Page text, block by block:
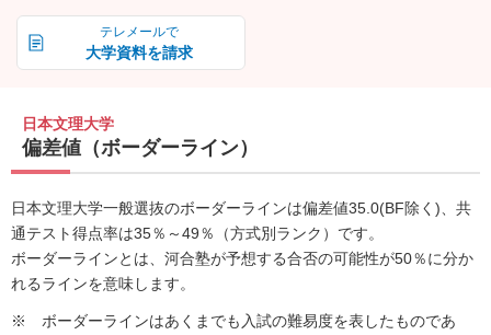
テレメールで
大学資料を請求
日本文理大学
偏差値（ボーダーライン）
日本文理大学一般選抜のボーダーラインは偏差値35.0(BF除く)、共
通テスト得点率は35％～49％（方式別ランク）です。
ボーダーラインとは、河合塾が予想する合否の可能性が50％に分か
れるラインを意味します。
ボーダーラインはあくまでも入試の難易度を表したものであ